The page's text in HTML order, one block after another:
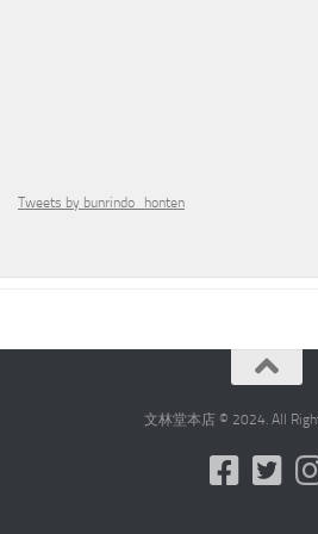
Tweets by bunrindo_honten
文林堂本店 © 2024. All